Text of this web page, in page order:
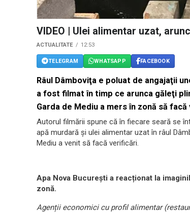
VIDEO | Ulei alimentar uzat,
ACTUALITATE 12:53
TELEGRAM WHATSAPP FACEBOOK
Râul Dâmboviţa e poluat de angajaţii
a fost filmat în timp ce arunca găleţi
Garda de Mediu a mers în zonă să
Autorul filmării spune că în fiecare seară se
apă murdară şi ulei alimentar uzat în râul
Mediu a venit să facă verificări.
Apa Nova Bucureşti a reacționat la
zonă.
Agenții economici cu profil alimentar